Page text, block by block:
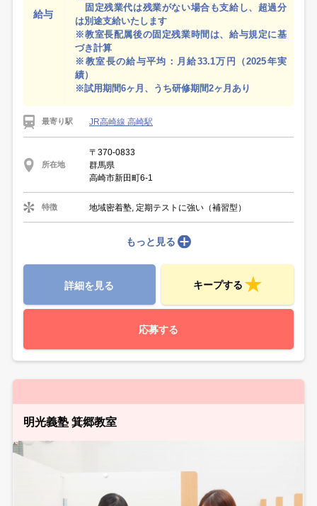
給与
固定残業代は残業がない場合も支給し、超過分
は別途支給いたします
※教室長配属後の固定残業時間は、給与規定に基
づき計算
※教室長の給与平均：月給33.1万円（2025年実
績）
※試用期間6ヶ月、うち研修期間2ヶ月あり
最寄り駅 JR高崎線 高崎駅
所在地
〒370-0833
群馬県
高崎市新田町6-1
特徴 地域密着塾, 定期テストに強い（補習型）
もっと見る
詳細を見る キープする
応募する
明光義塾 箕郷教室